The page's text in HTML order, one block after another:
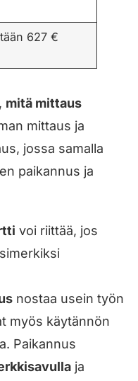
627 €
mitä mittaus
mittaus ja
jossa samalla
paikannus ja
voi riittää, jos
nostaa usein työn
myös käytännön
Paikannus
ja